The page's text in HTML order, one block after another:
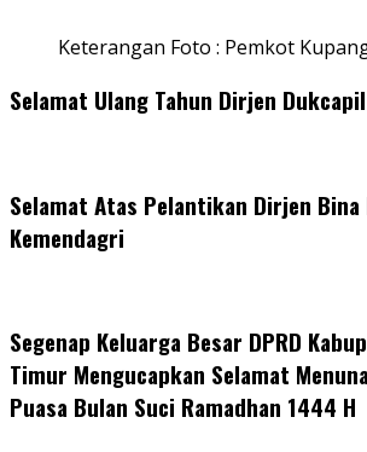
Keterangan Foto : Pemkot
Selamat Ulang Tahun Dirjen
Selamat Atas Pelantikan Dirjen Bina
Kemendagri
Segenap Keluarga Besar DPRD
Timur Mengucapkan Selamat
Puasa Bulan Suci Ramadhan 1444 H